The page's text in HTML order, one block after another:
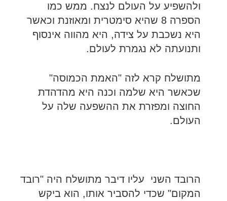
ולהשפיע על העולם לנצח. ממש כמו
הספרה 8 שהיא סימטרית ומאוזנת וכאשר
היא נשכבת על צידה, היא מהווה אינסוף
ותנועתה לא נגמרת לעולם.
מתושלח קרא לזה "האמת הכמוסה"
שכאשר היא שלמה וכנה היא מהדהדת
החוצה ומפזרת את ההשפעה שלה על
העולם.
הרובד השני עליו דיבר מתושלח היה "רובד
המקום" שכדי להסביר אותו, הוא ביקש